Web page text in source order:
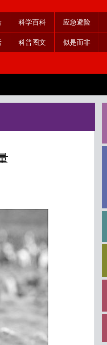
科学百科 应急避险
科普图文 似是而非